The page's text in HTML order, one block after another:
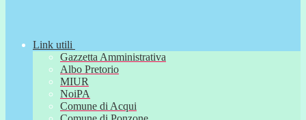
Link utili
Gazzetta Amministrativa
Albo Pretorio
MIUR
NoiPA
Comune di Acqui